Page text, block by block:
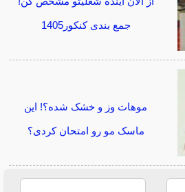
جمع بندی کنکور1405
موهات وز و خشک شده؟! این
ماسک مو رو امتحان کردی؟